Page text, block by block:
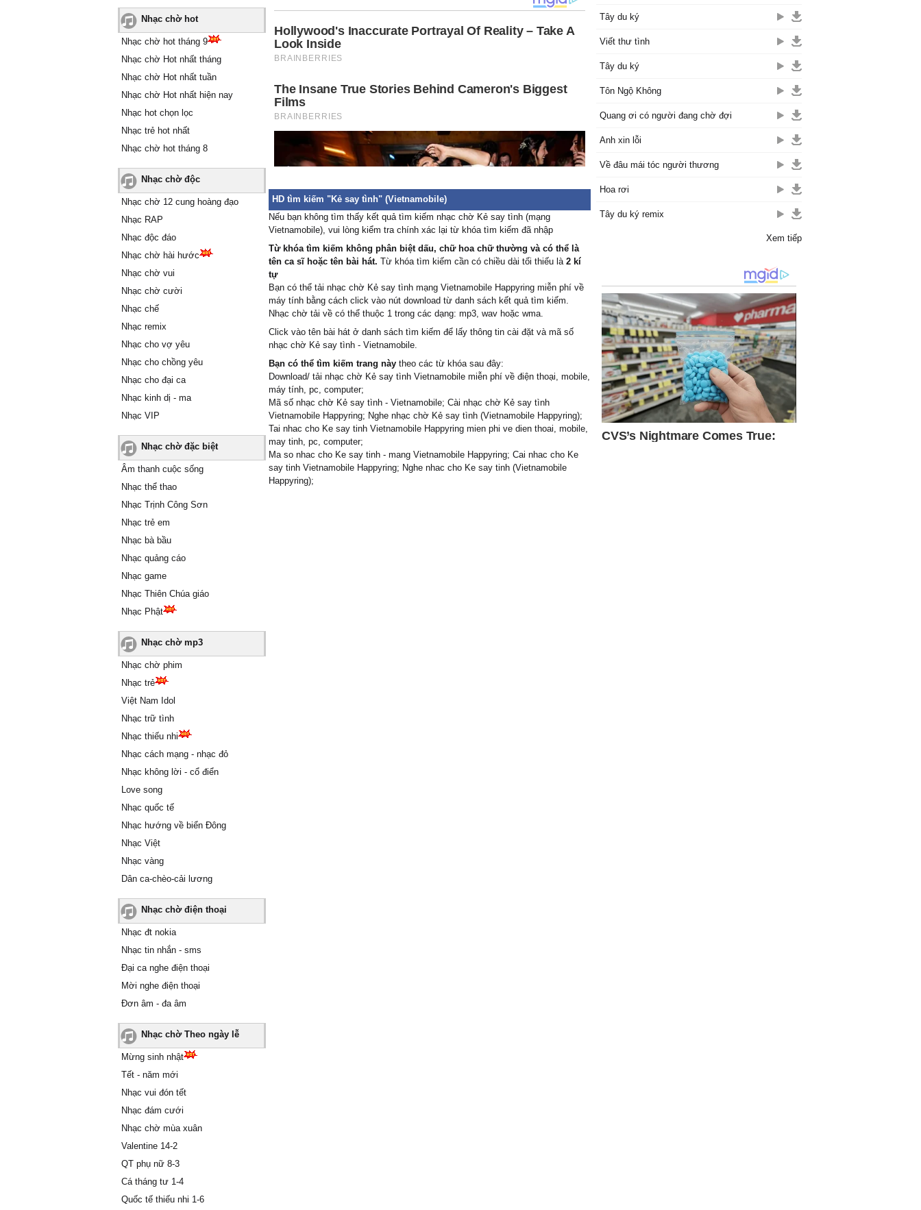
Nhạc chờ hot
Nhạc chờ hot tháng 9
Nhạc chờ Hot nhất tháng
Nhạc chờ Hot nhất tuần
Nhạc chờ Hot nhất hiện nay
Nhạc hot chọn lọc
Nhạc trẻ hot nhất
Nhạc chờ hot tháng 8
Nhạc chờ độc
Nhạc chờ 12 cung hoàng đạo
Nhạc RAP
Nhạc độc đáo
Nhạc chờ hài hước
Nhạc chờ vui
Nhạc chờ cười
Nhạc chế
Nhạc remix
Nhạc cho vợ yêu
Nhạc cho chồng yêu
Nhạc cho đại ca
Nhạc kinh dị - ma
Nhạc VIP
Nhạc chờ đặc biệt
Âm thanh cuộc sống
Nhạc thể thao
Nhạc Trịnh Công Sơn
Nhạc trẻ em
Nhạc bà bầu
Nhạc quảng cáo
Nhạc game
Nhạc Thiên Chúa giáo
Nhạc Phật
Nhạc chờ mp3
Nhạc chờ phim
Nhạc trẻ
Việt Nam Idol
Nhạc trữ tình
Nhạc thiếu nhi
Nhạc cách mạng - nhạc đỏ
Nhạc không lời - cổ điển
Love song
Nhạc quốc tế
Nhạc hướng về biển Đông
Nhạc Việt
Nhạc vàng
Dân ca-chèo-cải lương
Nhạc chờ điện thoại
Nhạc đt nokia
Nhạc tin nhắn - sms
Đại ca nghe điện thoại
Mời nghe điện thoại
Đơn âm - đa âm
Nhạc chờ Theo ngày lễ
Mừng sinh nhật
Tết - năm mới
Nhạc vui đón tết
Nhạc đám cưới
Nhạc chờ mùa xuân
Valentine 14-2
QT phụ nữ 8-3
Cá tháng tư 1-4
Quốc tế thiếu nhi 1-6
HD tìm kiếm "Kẻ say tình" (Vietnamobile)
Nếu bạn không tìm thấy kết quả tìm kiếm nhạc chờ Kẻ say tình (mạng
Vietnamobile), vui lòng kiểm tra chính xác lại từ khóa tìm kiếm đã nhập
Từ khóa tìm kiếm không phân biệt dấu, chữ hoa chữ thường và có thể là
tên ca sĩ hoặc tên bài hát. Từ khóa tìm kiếm cần có chiều dài tối thiếu là 2 kí
tự
Bạn có thể tải nhạc chờ Kẻ say tình mạng Vietnamobile Happyring miễn phí về
máy tính bằng cách click vào nút download từ danh sách kết quả tìm kiếm.
Nhạc chờ tải về có thể thuộc 1 trong các dạng: mp3, wav hoặc wma.
Click vào tên bài hát ở danh sách tìm kiếm để lấy thông tin cài đặt và mã số
nhạc chờ Kẻ say tình - Vietnamobile.
Bạn có thể tìm kiếm trang này theo các từ khóa sau đây:
Download/ tải nhạc chờ Kẻ say tình Vietnamobile miễn phí về điện thoại, mobile,
máy tính, pc, computer;
Mã số nhạc chờ Kẻ say tình - Vietnamobile; Cài nhạc chờ Kẻ say tình
Vietnamobile Happyring; Nghe nhạc chờ Kẻ say tình (Vietnamobile Happyring);
Tai nhac cho Ke say tinh Vietnamobile Happyring mien phi ve dien thoai, mobile,
may tinh, pc, computer;
Ma so nhac cho Ke say tinh - mang Vietnamobile Happyring; Cai nhac cho Ke
say tinh Vietnamobile Happyring; Nghe nhac cho Ke say tinh (Vietnamobile
Happyring);
Tây du ký
Viết thư tình
Tây du ký
Tôn Ngộ Không
Quang ơi có người đang chờ đợi
Anh xin lỗi
Về đâu mái tóc người thương
Hoa rơi
Tây du ký remix
Xem tiếp